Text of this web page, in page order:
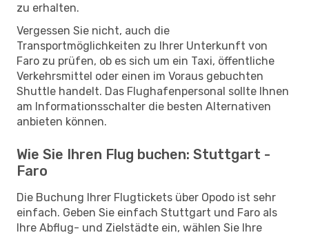
zu erhalten.
Vergessen Sie nicht, auch die
Transportmöglichkeiten zu Ihrer Unterkunft von
Faro zu prüfen, ob es sich um ein Taxi, öffentliche
Verkehrsmittel oder einen im Voraus gebuchten
Shuttle handelt. Das Flughafenpersonal sollte Ihnen
am Informationsschalter die besten Alternativen
anbieten können.
Wie Sie Ihren Flug buchen: Stuttgart -
Faro
Die Buchung Ihrer Flugtickets über Opodo ist sehr
einfach. Geben Sie einfach Stuttgart und Faro als
Ihre Abflug- und Zielstädte ein, wählen Sie Ihre